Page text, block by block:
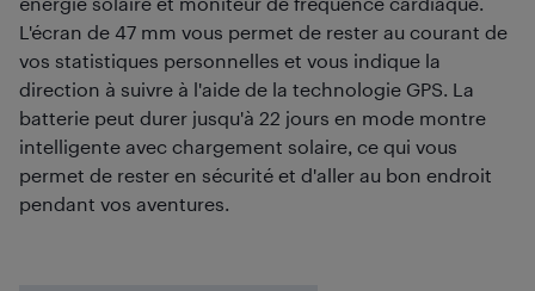
L'écran de 47 mm vous permet de rester au courant de
vos statistiques personnelles et vous indique la
direction à suivre à l'aide de la technologie GPS. La
batterie peut durer jusqu'à 22 jours en mode montre
intelligente avec chargement solaire, ce qui vous
permet de rester en sécurité et d'aller au bon endroit
pendant vos aventures.